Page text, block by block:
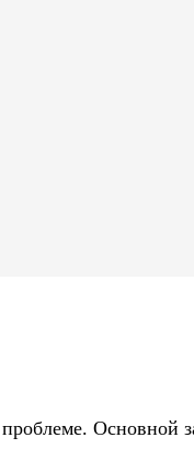
Основной